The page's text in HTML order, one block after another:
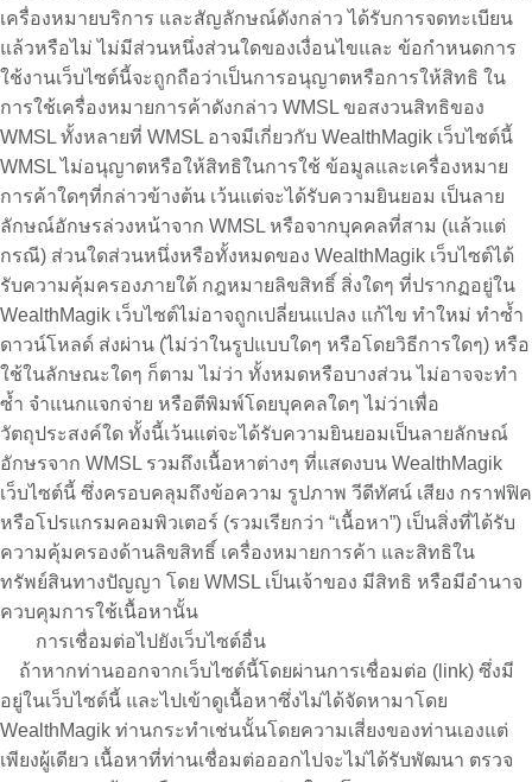
เครื่องหมายบริการ และสัญลักษณ์ดังกล่าว ได้รับการจดทะเบียน
แล้วหรือไม่ ไม่มีส่วนหนึ่งส่วนใดของเงื่อนไขและ ข้อกำหนดการ
ใช้งานเว็บไซต์นี้จะถูกถือว่าเป็นการอนุญาตหรือการให้สิทธิ ใน
การใช้เครื่องหมายการค้าดังกล่าว WMSL ขอสงวนสิทธิของ
WMSL ทั้งหลายที่ WMSL อาจมีเกี่ยวกับ WealthMagik เว็บไซต์นี้
WMSL ไม่อนุญาตหรือให้สิทธิในการใช้ ข้อมูลและเครื่องหมาย
การค้าใดๆที่กล่าวข้างต้น เว้นแต่จะได้รับความยินยอม เป็นลาย
ลักษณ์อักษรล่วงหน้าจาก WMSL หรือจากบุคคลที่สาม (แล้วแต่
กรณี) ส่วนใดส่วนหนึ่งหรือทั้งหมดของ WealthMagik เว็บไซต์ได้
รับความคุ้มครองภายใต้ กฎหมายลิขสิทธิ์ สิ่งใดๆ ที่ปรากฏอยู่ใน
WealthMagik เว็บไซต์ไม่อาจถูกเปลี่ยนแปลง แก้ไข ทำใหม่ ทำซ้ำ
ดาวน์โหลด์ ส่งผ่าน (ไม่ว่าในรูปแบบใดๆ หรือโดยวิธีการใดๆ) หรือ
ใช้ในลักษณะใดๆ ก็ตาม ไม่ว่า ทั้งหมดหรือบางส่วน ไม่อาจจะทำ
ซ้ำ จำแนกแจกจ่าย หรือตีพิมพ์โดยบุคคลใดๆ ไม่ว่าเพื่อ
วัตถุประสงค์ใด ทั้งนี้เว้นแต่จะได้รับความยินยอมเป็นลายลักษณ์
อักษรจาก WMSL รวมถึงเนื้อหาต่างๆ ที่แสดงบน WealthMagik
เว็บไซต์นี้ ซึ่งครอบคลุมถึงข้อความ รูปภาพ วีดีทัศน์ เสียง กราฟฟิค
หรือโปรแกรมคอมพิวเตอร์ (รวมเรียกว่า “เนื้อหา”) เป็นสิ่งที่ได้รับ
ความคุ้มครองด้านลิขสิทธิ์ เครื่องหมายการค้า และสิทธิใน
ทรัพย์สินทางปัญญา โดย WMSL เป็นเจ้าของ มีสิทธิ หรือมีอำนาจ
ควบคุมการใช้เนื้อหานั้น
การเชื่อมต่อไปยังเว็บไซต์อื่น
ถ้าหากท่านออกจากเว็บไซต์นี้โดยผ่านการเชื่อมต่อ (link) ซึ่งมี
อยู่ในเว็บไซต์นี้ และไปเข้าดูเนื้อหาซึ่งไม่ได้จัดหามาโดย
WealthMagik ท่านกระทำเช่นนั้นโดยความเสี่ยงของท่านเองแต่
เพียงผู้เดียว เนื้อหาที่ท่านเชื่อมต่อออกไปจะไม่ได้รับพัฒนา ตรวจ